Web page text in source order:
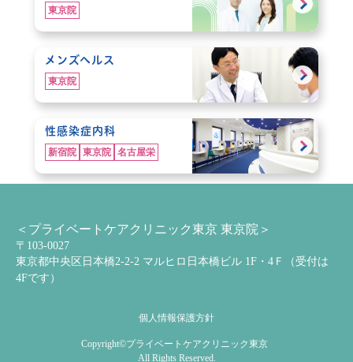
東京院
メンズヘルス
東京院
性感染症内科
新宿院 東京院 名古屋栄
＜プライベートケアクリニック東京 東京院＞
〒103-0027
東京都中央区日本橋2-2-2 マルヒロ日本橋ビル 1F・4Ｆ（受付は
4Fです）
個人情報保護方針
Copyright©プライベートケアクリニック東京
All Rights Reserved.